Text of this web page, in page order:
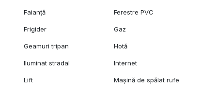
Faianță Ferestre PVC
Frigider Gaz
Geamuri tripan Hotă
Iluminat stradal Internet
Lift Mașină de spălat rufe